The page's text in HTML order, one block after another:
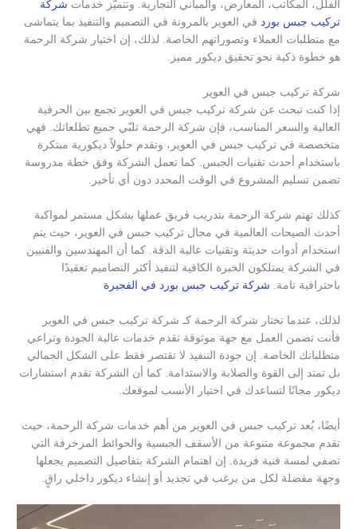
الفلل، المكاتب، المعارض، والمباني التجارية. وتتميّز خدمات شركة
تركيب جبس بورد في العوير بالمرونة في التصميم والتنفيذ بما يتماشى
مع متطلبات العملاء وتصوراتهم الخاصة. لذلك، إن اختيار شركة الرحمة
هو خطوة ذكية نحو تحقيق ديكور مميز.
شركة تركيب جبس في العوير
إذا كنت تبحث عن شركة تركيب جبس في العوير تجمع بين الحرفية
العالية والسعر المناسب، فإن شركة الرحمة تلبّي جميع تطلعاتك. فهي
متخصصة في تركيب جبس في العوير، وتقدم حلولاً ديكورية مبتكرة
باستخدام أحدث تقنيات الجبس. كما تعمل الشركة وفق خطة مدروسة
تضمن تسليم المشروع في الوقت المحدد دون أي تأخير.
كذلك تهتم شركة الرحمة بتدريب فريق عملها بشكل مستمر لمواكبة
أحدث الصيحات العالمية في مجال تركيب جبس في العوير، حيث يتم
استخدام أدوات حديثة وتقنيات عالية الدقة. كما أن المهندسين والفنيين
في الشركة يمتلكون الخبرة الكافية لتنفيذ أكثر التصاميم تعقيدًا
باحترافية تامة. شركة تركيب جبس بورد في الفجيرة
لذلك، عندما تختار شركة الرحمة كـ شركة تركيب جبس في العوير
فأنت تضمن العمل مع جهة موثوقة تقدم خدمات عالية الجودة وتراعي
متطلباتك الخاصة. إن جودة التنفيذ لا تقتصر فقط على الشكل الجمالي
بل تمتد إلى القوة والصلابة والاستدامة. كما أن الشركة تقدم استشارات
ديكور مجانًا لتساعدك في اختيار الأنسب لموقعك.
أيضًا، يُعد تركيب جبس في العوير من أهم خدمات شركة الرحمة، حيث
تقدم مجموعة متنوعة من الأسقف الجبسية والحوائط المزخرفة التي
تضفي لمسة فنية فريدة. إن اهتمام الشركة بتفاصيل التصميم يجعلها
وجهة مفضلة لكل من يرغب في تجديد أو إنشاء ديكور داخلي راقٍ.